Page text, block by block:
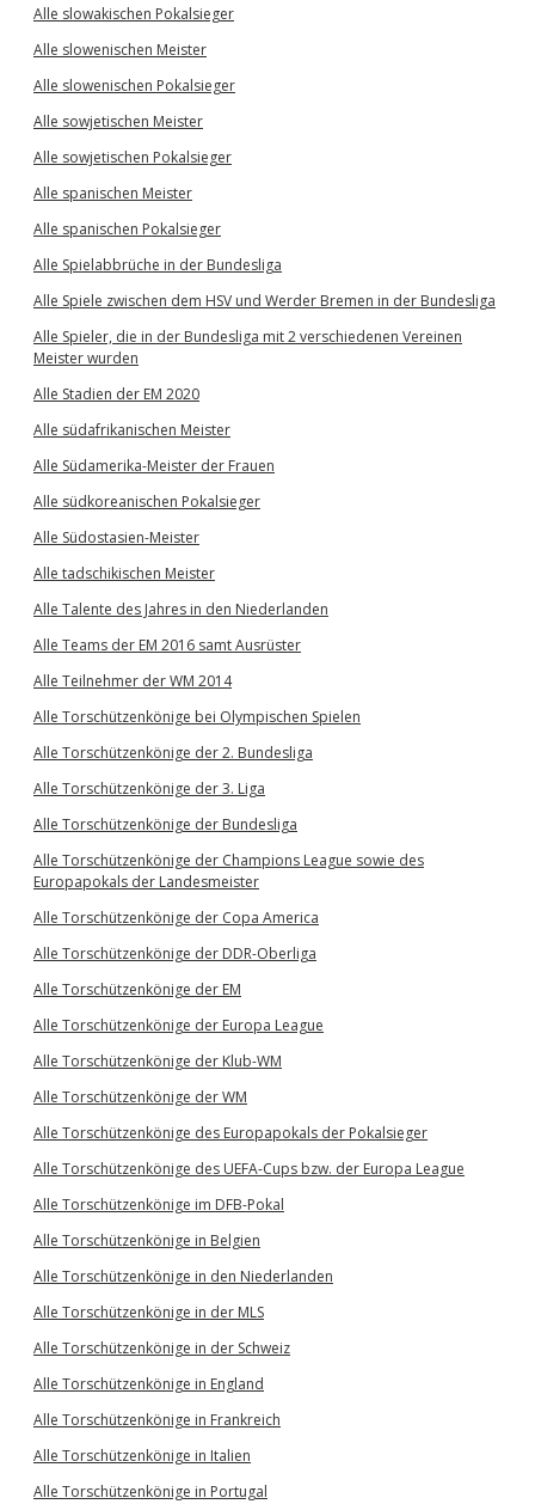
Alle slowakischen Pokalsieger
Alle slowenischen Meister
Alle slowenischen Pokalsieger
Alle sowjetischen Meister
Alle sowjetischen Pokalsieger
Alle spanischen Meister
Alle spanischen Pokalsieger
Alle Spielabbrüche in der Bundesliga
Alle Spiele zwischen dem HSV und Werder Bremen in der Bundesliga
Alle Spieler, die in der Bundesliga mit 2 verschiedenen Vereinen
Meister wurden
Alle Stadien der EM 2020
Alle südafrikanischen Meister
Alle Südamerika-Meister der Frauen
Alle südkoreanischen Pokalsieger
Alle Südostasien-Meister
Alle tadschikischen Meister
Alle Talente des Jahres in den Niederlanden
Alle Teams der EM 2016 samt Ausrüster
Alle Teilnehmer der WM 2014
Alle Torschützenkönige bei Olympischen Spielen
Alle Torschützenkönige der 2. Bundesliga
Alle Torschützenkönige der 3. Liga
Alle Torschützenkönige der Bundesliga
Alle Torschützenkönige der Champions League sowie des
Europapokals der Landesmeister
Alle Torschützenkönige der Copa America
Alle Torschützenkönige der DDR-Oberliga
Alle Torschützenkönige der EM
Alle Torschützenkönige der Europa League
Alle Torschützenkönige der Klub-WM
Alle Torschützenkönige der WM
Alle Torschützenkönige des Europapokals der Pokalsieger
Alle Torschützenkönige des UEFA-Cups bzw. der Europa League
Alle Torschützenkönige im DFB-Pokal
Alle Torschützenkönige in Belgien
Alle Torschützenkönige in den Niederlanden
Alle Torschützenkönige in der MLS
Alle Torschützenkönige in der Schweiz
Alle Torschützenkönige in England
Alle Torschützenkönige in Frankreich
Alle Torschützenkönige in Italien
Alle Torschützenkönige in Portugal